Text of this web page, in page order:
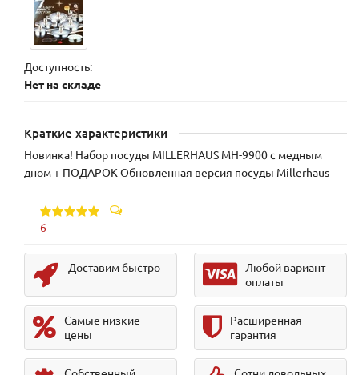
Доступность:
Нет на складе
Краткие характеристики
Новинка! Набор посуды MILLERHAUS MH-9900 с медным
дном + ПОДАРОК Обновленная версия посуды Millerhaus
6
Доставим быстро
Любой вариант
оплаты
Самые низкие
цены
Расширенная
гарантия